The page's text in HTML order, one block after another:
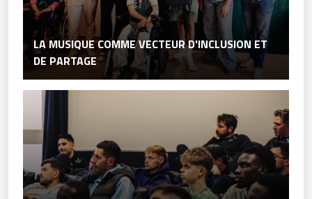
LA MUSIQUE COMME VECTEUR D'INCLUSION ET
DE PARTAGE